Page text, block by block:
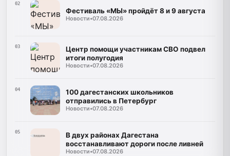
02
Фестиваль «МЫ» пройдёт 8 и 9 августа
Новости•07.08.2026
03
Центр помощи участникам СВО подвел
итоги полугодия
Новости•07.08.2026
04
100 дагестанских школьников
отправились в Петербург
Новости•07.08.2026
05
В двух районах Дагестана
восстанавливают дороги после ливней
Новости•07.08.2026